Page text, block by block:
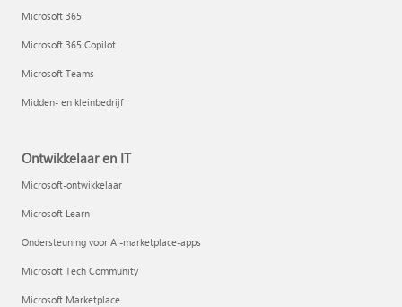
Microsoft 365
Microsoft 365 Copilot
Microsoft Teams
Midden- en kleinbedrijf
Ontwikkelaar en IT
Microsoft-ontwikkelaar
Microsoft Learn
Ondersteuning voor AI-marketplace-apps
Microsoft Tech Community
Microsoft Marketplace